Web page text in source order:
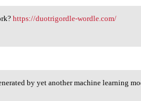
https://duotrigordle-wordle.com/
by yet another machine learning